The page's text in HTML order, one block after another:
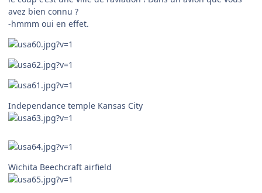
avez bien connu ?
-hmmm oui en effet.
Independance temple Kansas City
Wichita Beechcraft airfield